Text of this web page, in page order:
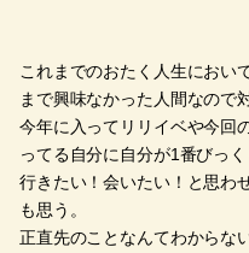
これまでのおたく人生におい
まで興味なかった人間なので
今年に入ってリリイベや今回
ってる自分に自分が1番びっ
行きたい！会いたい！と思わ
も思う。
正直先のことなんてわからな